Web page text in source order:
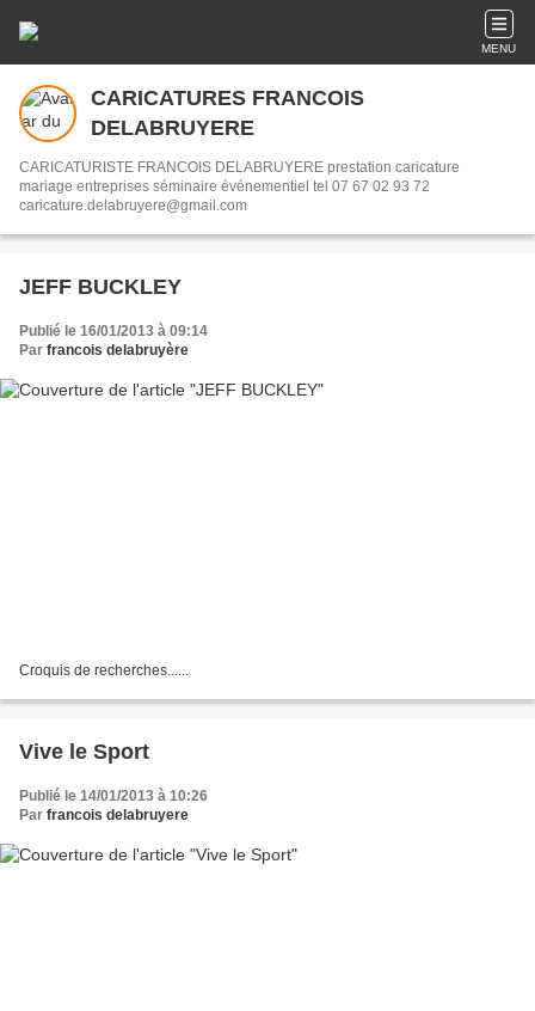
MENU
CARICATURES FRANCOIS
DELABRUYERE
CARICATURISTE FRANCOIS DELABRUYERE prestation caricature
mariage entreprises séminaire événementiel tel 07 67 02 93 72
caricature.delabruyere@gmail.com
JEFF BUCKLEY
Publié le 16/01/2013 à 09:14
Par francois delabruyère
Croquis de recherches......
Vive le Sport
Publié le 14/01/2013 à 10:26
Par francois delabruyere